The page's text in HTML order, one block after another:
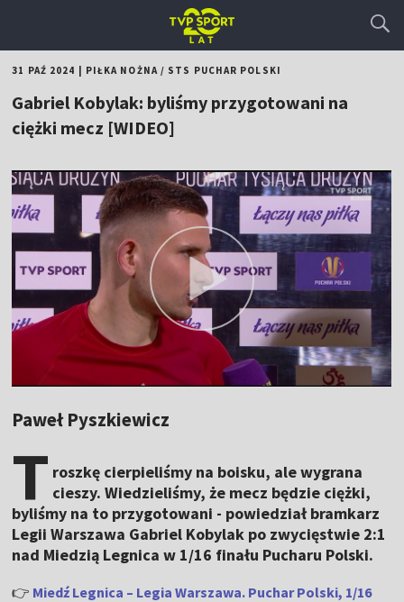
31 PAŹ 2024 PIŁKA NOŻNA/ STS PUCHAR POLSKI
Gabriel Kobylak: byliśmy przygotowani na
ciężki mecz [WIDEO]
Paweł Pyszkiewicz
T roszkę cierpieliśmy na boisku, ale wygrana
cieszy. Wiedzieliśmy, że mecz będzie ciężki,
byliśmy na to przygotowani - powiedział bramkarz
Legii Warszawa Gabriel Kobylak po zwycięstwie 2:1
nad Miedzią Legnica w 1/16 finału Pucharu Polski.
👉 Miedź Legnica – Legia Warszawa. Puchar Polski, 1/16